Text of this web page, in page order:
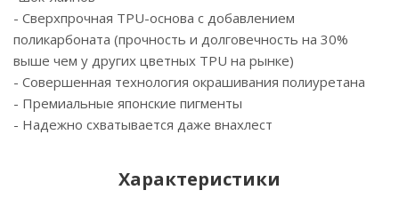
- Сверхпрочная TPU-основа с добавлением
поликарбоната (прочность и долговечность на 30%
выше чем у других цветных TPU на рынке)
- Cовершенная технология окрашивания полиуретана
- Премиальные японские пигменты
- Надежно схватывается даже внахлест
Характеристики